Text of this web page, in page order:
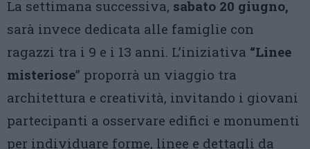
La settimana successiva, sabato 20 giugno,
sarà invece dedicata alle famiglie con
ragazzi tra i 9 e i 13 anni. L’iniziativa “Linee
misteriose” proporrà un viaggio tra
architettura e creatività, invitando i giovani
partecipanti a osservare edifici e monumenti
per individuare forme, linee e dettagli da